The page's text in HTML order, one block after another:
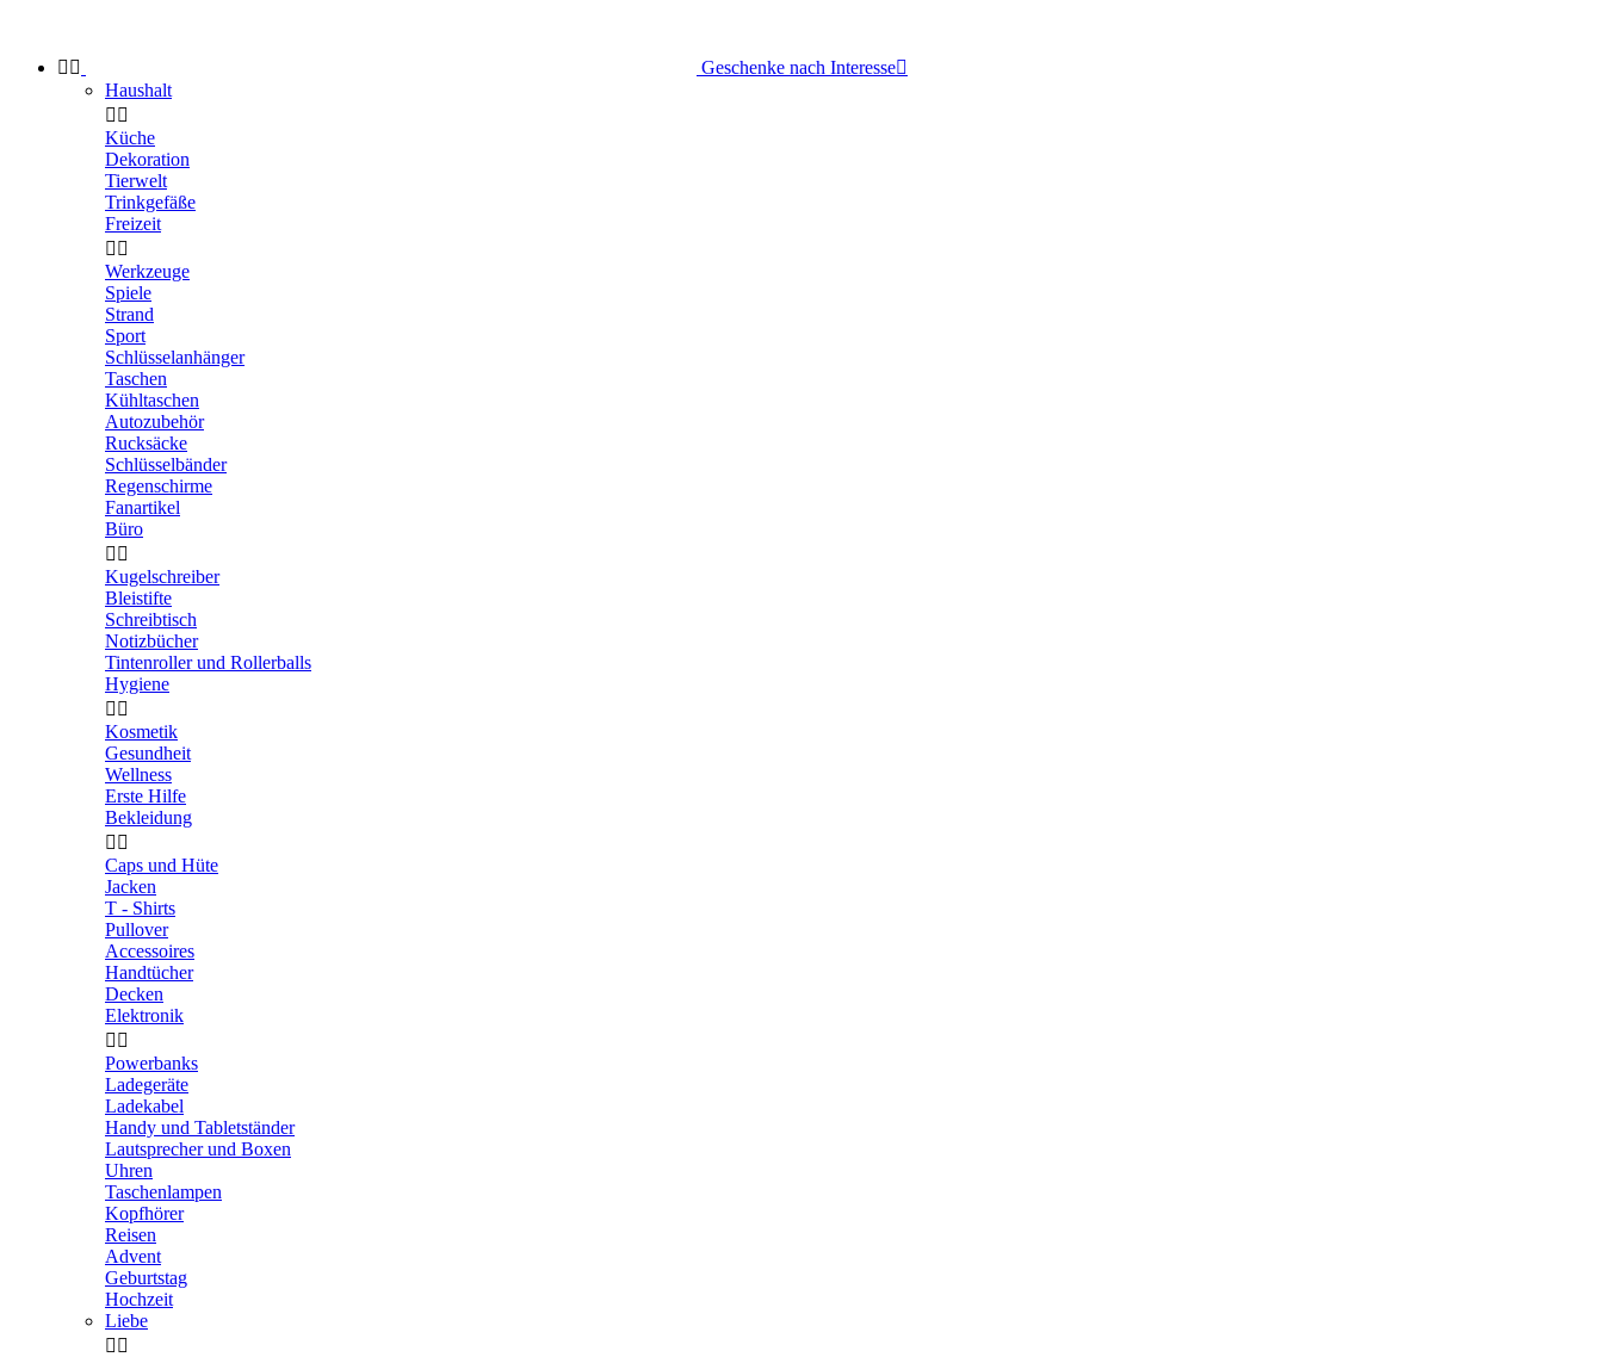
  Geschenke nach Interesse
Haushalt
 
Küche
Dekoration
Tierwelt
Trinkgefäße
Freizeit
 
Werkzeuge
Spiele
Strand
Sport
Schlüsselanhänger
Taschen
Kühltaschen
Autozubehör
Rucksäcke
Schlüsselbänder
Regenschirme
Fanartikel
Büro
 
Kugelschreiber
Bleistifte
Schreibtisch
Notizbücher
Tintenroller und Rollerballs
Hygiene
 
Kosmetik
Gesundheit
Wellness
Erste Hilfe
Bekleidung
 
Caps und Hüte
Jacken
T - Shirts
Pullover
Accessoires
Handtücher
Decken
Elektronik
 
Powerbanks
Ladegeräte
Ladekabel
Handy und Tabletständer
Lautsprecher und Boxen
Uhren
Taschenlampen
Kopfhörer
Reisen
Advent
Geburtstag
Hochzeit
Liebe
 